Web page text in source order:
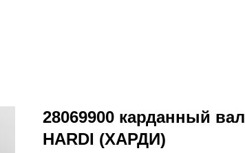
28069900 карданный вал
HARDI (ХАРДИ)